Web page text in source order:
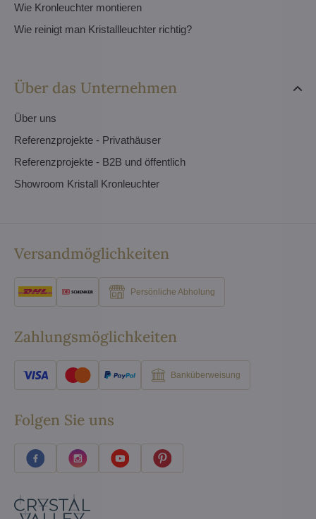
Wie Kronleuchter montieren
Wie reinigt man Kristallleuchter richtig?
Über das Unternehmen
Über uns
Referenzprojekte - Privathäuser
Referenzprojekte - B2B und öffentlich
Showroom Kristall Kronleuchter
Versandmöglichkeiten
Persönliche Abholung
Zahlungsmöglichkeiten
Banküberweisung
Folgen Sie uns